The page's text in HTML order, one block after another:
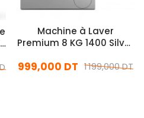
Machine à Laver
Premium 8 KG 1400 Silver
1 199,000 DT
999,000 DT